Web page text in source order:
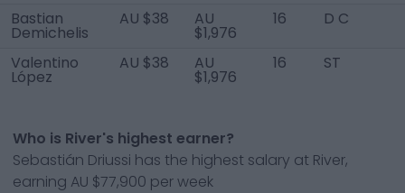
Bastian
Demichelis
AU $38 AU
$1,976
16 D C
Valentino
López
AU $38 AU
$1,976
16 ST
Who is River's highest earner?
Sebastián Driussi has the highest salary at River,
earning AU $77,900 per week